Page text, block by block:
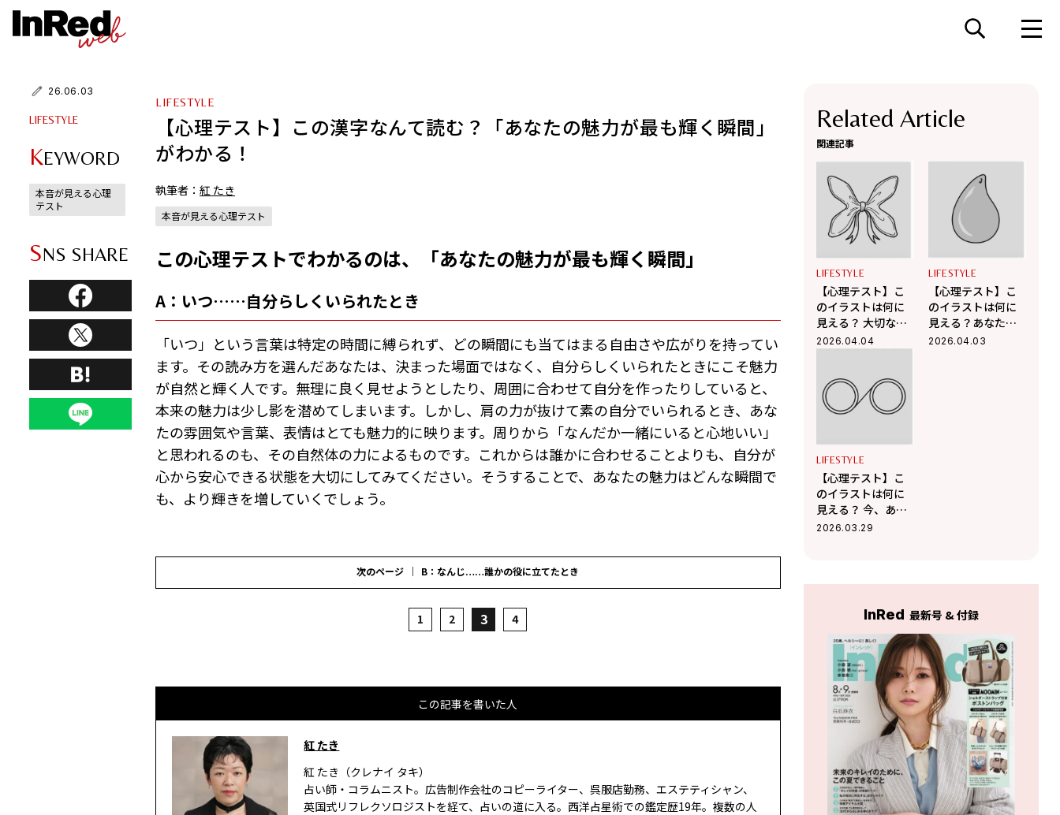
LIFESTYLE
【心理テスト】この漢字なんて読む？「あなたの魅力が最も輝く瞬間」
がわかる！
執筆者： 紅 たき
本音が見える心理テスト
この心理テストでわかるのは、「あなたの魅力が最も輝く瞬間」
A：いつ……自分らしくいられたとき
「いつ」という言葉は特定の時間に縛られず、どの瞬間にも当てはまる自由さや広がりを持ってい
ます。その読み方を選んだあなたは、決まった場面ではなく、自分らしくいられたときにこそ魅力
が自然と輝く人です。無理に良く見せようとしたり、周囲に合わせて自分を作ったりしていると、
本来の魅力は少し影を潜めてしまいます。しかし、肩の力が抜けて素の自分でいられるとき、あな
たの雰囲気や言葉、表情はとても魅力的に映ります。周りから「なんだか一緒にいると心地いい」
と思われるのも、その自然体の力によるものです。これからは誰かに合わせることよりも、自分が
心から安心できる状態を大切にしてみてください。そうすることで、あなたの魅力はどんな瞬間で
も、より輝きを増していくでしょう。
次のページ B：なんじ……誰かの役に立てたとき
1 2 3 4
この記事を書いた人
紅 たき
紅 たき（クレナイ タキ）
占い師・コラムニスト。広告制作会社のコピーライター、呉服店勤務、エステティシャン、
英国式リフレクソロジストを経て、占いの道に入る。西洋占星術での鑑定歴19年。複数の人
26.06.03
LIFESTYLE
KEYWORD
本音が見える心理
テスト
SNS SHARE
Related Article
関連記事
LIFESTYLE
【心理テスト】こ
のイラストは何に
見える？ 大切な人
との絆を深める、
あなたの「愛され
ン術」がわかる！
2026.04.04
LIFESTYLE
【心理テスト】こ
のイラストは何に
見える？あなたが
無意識に放ってい
2026.04.03
LIFESTYLE
【心理テスト】こ
のイラストは何に
見える？ 今、あな
たの心が一番求め
2026.03.29
InRed 最新号 & 付録